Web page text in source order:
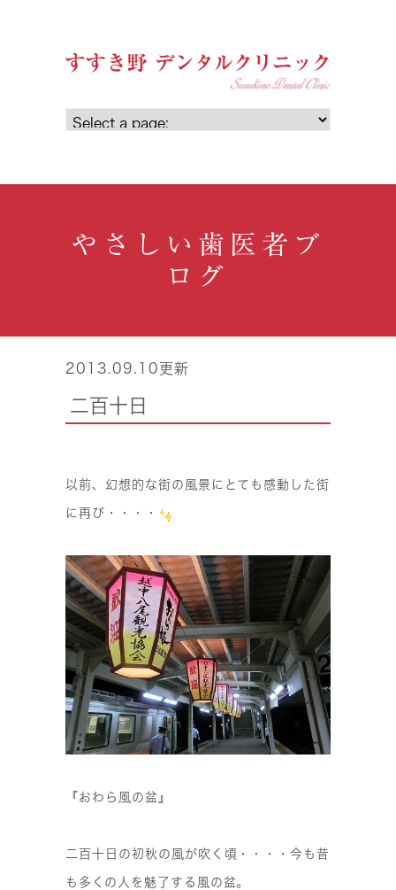
やさしい歯医者ブ
ログ
2013.09.10更新
二百十日
以前、幻想的な街の風景にとても感動した街
に再び・・・・
『おわら風の盆』
二百十日の初秋の風が吹く頃・・・・今も昔
も多くの人を魅了する風の盆。